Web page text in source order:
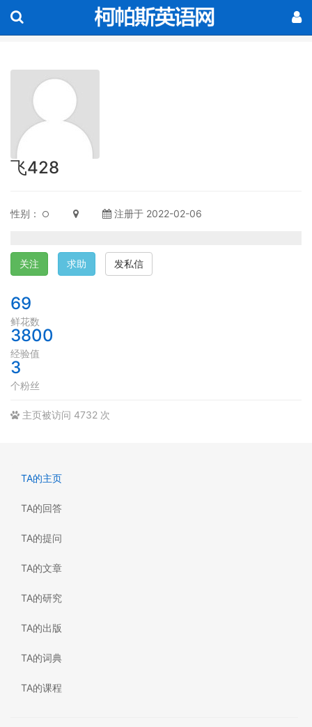
飞428
性别： 注册于 2022-02-06
关注 求助 发私信
69
鲜花数
3800
经验值
3
个粉丝
主页被访问 4732 次
TA的主页
TA的回答
TA的提问
TA的文章
TA的研究
TA的出版
TA的词典
TA的课程